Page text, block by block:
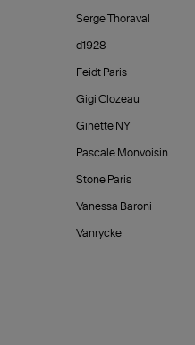
Serge Thoraval
d1928
Feidt Paris
Gigi Clozeau
Ginette NY
Pascale Monvoisin
Stone Paris
Vanessa Baroni
Vanrycke